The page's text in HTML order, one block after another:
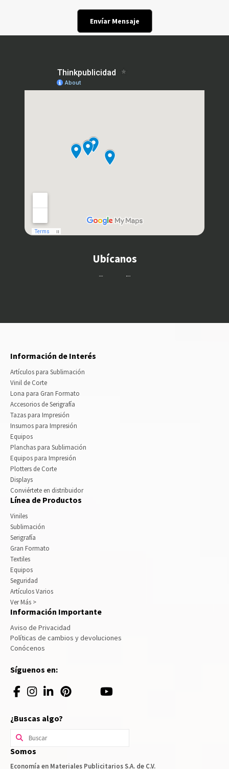
Ubícanos
Información de Interés
Artículos para Sublimación
Vinil de Corte
Lona para Gran Formato
Accesorios de Serigrafía
Tazas para Impresión
Insumos para Impresión
Equipos
Planchas para Sublimación
Equipos para Impresión
Plotters de Corte
Displays
Conviértete en distribuidor
Línea de Productos
Viniles
Sublimación
Serigrafía
Gran Formato
Textiles
Equipos
Seguridad
Artículos Varios
Ver Más >
Información Importante
Aviso de Privacidad
Políticas de cambios y devoluciones
Conócenos
Síguenos en:
¿Buscas algo?
Buscar
por:
Somos
Economía en Materiales Publicitarios S.A. de C.V.